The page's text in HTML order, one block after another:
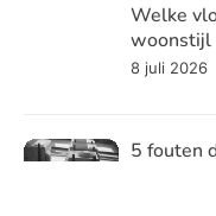
Welke
woonstijl
8 juli 2026
5 fouten